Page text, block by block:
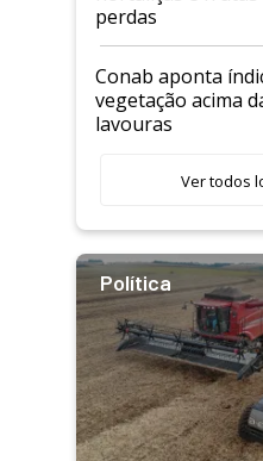
perdas
Conab aponta
vegetação acima
lavouras
Ver todos
Política